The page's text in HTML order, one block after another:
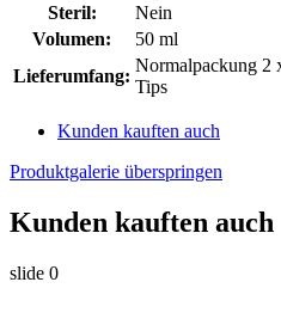
Steril:
Nein
Volumen:
50 ml
Lieferumfang:
Normalpackung 2
Tips
Kunden kauften auch
Produktgalerie überspringen
Kunden kauften auch
slide 0